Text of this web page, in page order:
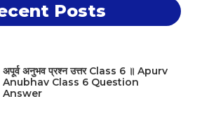
Posts
अपूर्व अनुभव प्रश्न उत्तर Class 6 ॥ Apurv
Anubhav Class 6 Question
Answer